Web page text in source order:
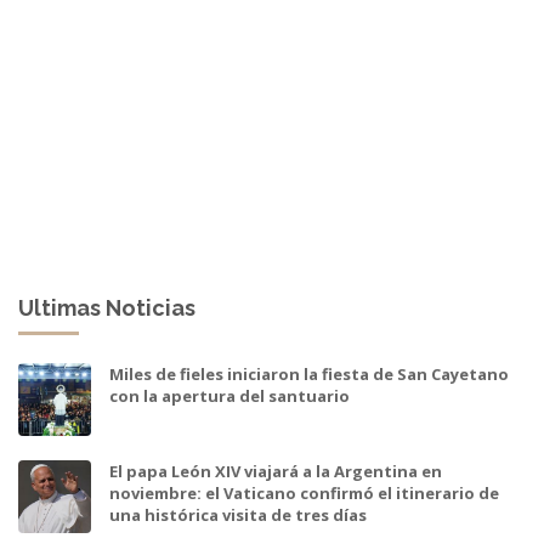
Ultimas Noticias
Miles de fieles iniciaron la fiesta de San Cayetano
con la apertura del santuario
El papa León XIV viajará a la Argentina en
noviembre: el Vaticano confirmó el itinerario de
una histórica visita de tres días